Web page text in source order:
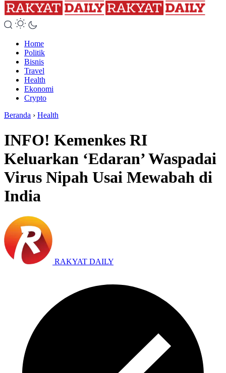
Home
Politik
Bisnis
Travel
Health
Ekonomi
Crypto
Beranda › Health
INFO! Kemenkes RI
Keluarkan ‘Edaran’ Waspadai
Virus Nipah Usai Mewabah di
India
RAKYAT DAILY